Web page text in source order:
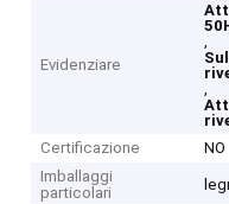
Evidenziare
,
,
Certificazione
NO
Imballaggi
particolari